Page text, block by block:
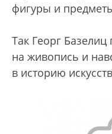
фигуры и
Так Георг Базелиц
на живопись и
в историю